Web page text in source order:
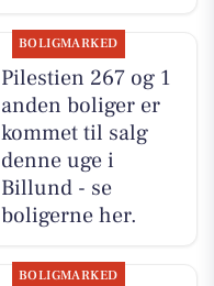
BOLIGMARKED
Pilestien 267 og 1
anden boliger er
kommet til salg
denne uge i
Billund - se
boligerne her.
BOLIGMARKED